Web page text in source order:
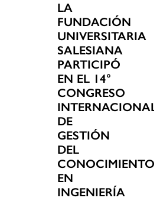
LA
FUNDACIÓN
UNIVERSITARIA
SALESIANA
PARTICIPÓ
EN EL 14°
CONGRESO
INTERNACIONAL
DE
GESTIÓN
DEL
CONOCIMIENTO
EN
INGENIERÍA